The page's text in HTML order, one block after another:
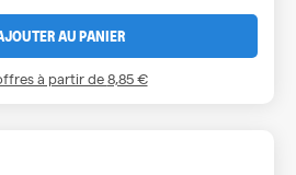
AU PANIER
à partir de8,85 €